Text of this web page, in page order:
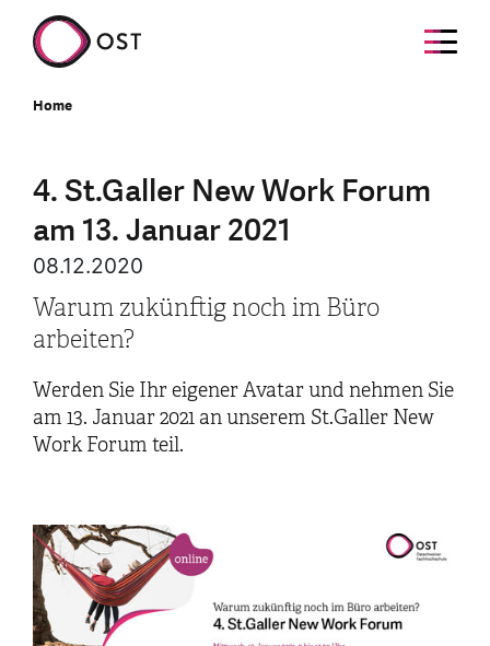
Home
4. St.Galler New Work Forum
am 13. Januar 2021
08.12.2020
Warum zukünftig noch im Büro
arbeiten?
Werden Sie Ihr eigener Avatar und nehmen Sie
am 13. Januar 2021 an unserem St.Galler New
Work Forum teil.